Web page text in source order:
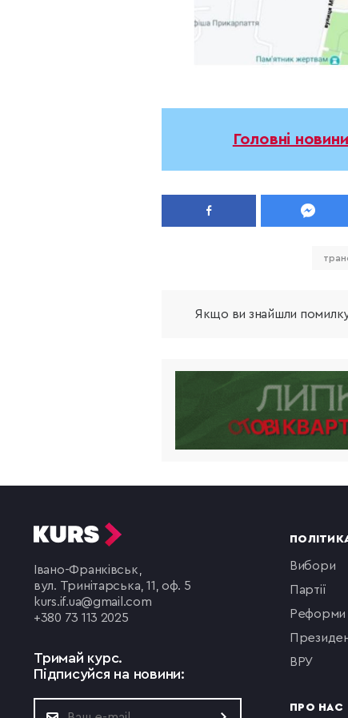
Головні
Якщо ви знайшли
Івано-Франківськ,
вул. Тринітарська, 11, оф. 5
kurs.if.ua@gmail.com
+380 73 113 2025
Тримай курс.
Підписуйся на новини:
вибори
партії
реформи
ВРУ
ПРО НАС